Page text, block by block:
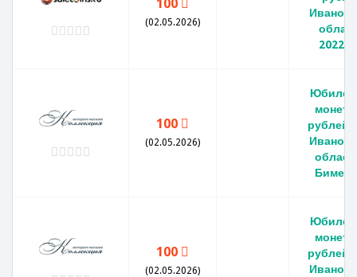
100
(02.05.2026)
2022
100
(02.05.2026)
монета
рублей
100
(02.05.2026)
монета
рублей